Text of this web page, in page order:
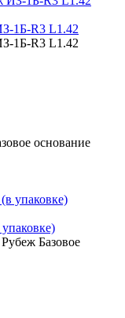
1Б-R3 L1.42
1Б-R3 L1.42
основание
Базовое